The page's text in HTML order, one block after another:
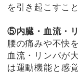
を引き起こすこ
⑤内臓・血流・
腰の痛みや不快
血流・リンパが
は運動機能と感